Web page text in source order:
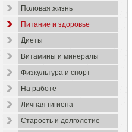
Половая жизнь
Питание и здоровье
Диеты
Витамины и минералы
Физкультура и спорт
На работе
Личная гигиена
Старость и долголетие